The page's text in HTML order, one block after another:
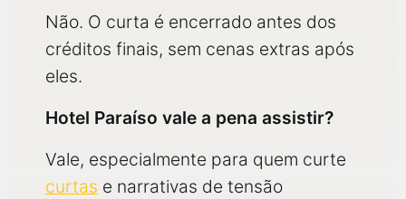
Não. O curta é encerrado antes dos
créditos finais, sem cenas extras após
eles.
Hotel Paraíso vale a pena assistir?
Vale, especialmente para quem curte
curtas e narrativas de tensão